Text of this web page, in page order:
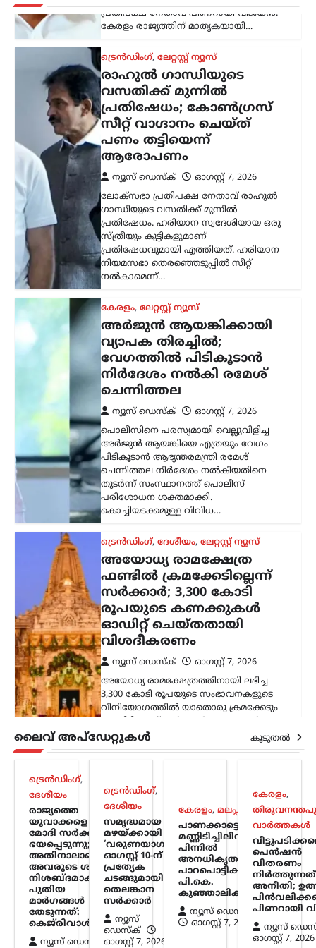
പ്രതിപക്ഷ നേതാവ് പിണറായി വിജയൻ.
കേരളം രാജ്യത്തിന് മാതൃകയായി…
ട്രെൻഡിംഗ്, ലേറ്റസ്റ്റ് ന്യൂസ്
രാഹുൽ ഗാന്ധിയുടെ
വസതിക്ക് മുന്നിൽ
പ്രതിഷേധം; കോൺഗ്രസ്
സീറ്റ് വാഗ്ദാനം ചെയ്ത്
പണം തട്ടിയെന്ന്
ആരോപണം
ന്യൂസ് ഡെസ്ക്
ഓഗസ്റ്റ്‌ 7, 2026
ലോക്സഭാ പ്രതിപക്ഷ നേതാവ് രാഹുൽ
ഗാന്ധിയുടെ വസതിക്ക് മുന്നിൽ
പ്രതിഷേധം. ഹരിയാന സ്വദേശിയായ ഒരു
സ്ത്രീയും കുട്ടികളുമാണ്
പ്രതിഷേധവുമായി എത്തിയത്. ഹരിയാന
നിയമസഭാ തെരഞ്ഞെടുപ്പിൽ സീറ്റ്
നൽകാമെന്ന്…
കേരളം, ലേറ്റസ്റ്റ് ന്യൂസ്
അര്‍ജുന്‍ ആയങ്കിക്കായി
വ്യാപക തിരച്ചില്‍;
വേഗത്തില്‍ പിടികൂടാന്‍
നിര്‍ദേശം നല്‍കി രമേശ്
ചെന്നിത്തല
ന്യൂസ് ഡെസ്ക്
ഓഗസ്റ്റ്‌ 7, 2026
പൊലീസിനെ പരസ്യമായി വെല്ലുവിളിച്ച
അര്‍ജുന്‍ ആയങ്കിയെ എത്രയും വേഗം
പിടികൂടാന്‍ ആഭ്യന്തരമന്ത്രി രമേശ്
ചെന്നിത്തല നിര്‍ദേശം നല്‍കിയതിനെ
തുടര്‍ന്ന് സംസ്ഥാനത്ത് പൊലീസ്
പരിശോധന ശക്തമാക്കി.
കൊച്ചിയടക്കമുള്ള വിവിധ…
ട്രെൻഡിംഗ്, ദേശീയം, ലേറ്റസ്റ്റ് ന്യൂസ്
അയോധ്യ രാമക്ഷേത്ര
ഫണ്ടിൽ ക്രമക്കേടില്ലെന്ന്
സർക്കാർ; 3,300 കോടി
രൂപയുടെ കണക്കുകൾ
ഓഡിറ്റ് ചെയ്തതായി
വിശദീകരണം
ന്യൂസ് ഡെസ്ക്
ഓഗസ്റ്റ്‌ 7, 2026
അയോധ്യ രാമക്ഷേത്രത്തിനായി ലഭിച്ച
3,300 കോടി രൂപയുടെ സംഭാവനകളുടെ
വിനിയോഗത്തിൽ യാതൊരു ക്രമക്കേടും
വ്യക്തമാക്കി. സംഭാവന തുകയുടെ
ഉപയോഗവുമായി ബന്ധപ്പെട്ട് ഉയർന്ന
ആരോപണങ്ങൾ…
കേരളം,തിരുവനന്തപുരം വാർത്തകൾ
വീട്ടുപടിക്കലെ പെൻഷൻ
വിതരണം നിർത്തുന്നത്
അനീതി; ഉത്തരവ്
പിൻവലിക്കണമെന്ന്
പിണറായി വിജയൻ
ന്യൂസ് ഡെസ്ക്
ഓഗസ്റ്റ്‌ 7, 2026
സഹകരണ ബാങ്കുകൾ മുഖേന
ഗുണഭോക്താക്കളുടെ വീടുകളിലെത്തി
ക്ഷേമപെൻഷൻ വിതരണം ചെയ്യുന്ന
ലൈവ് അപ്‌ഡേറ്റുകൾ കൂടുതൽ
ട്രെൻഡിംഗ്,
ദേശീയം
രാജ്യത്തെ
യുവാക്കളെ
മോദി സർക്കാർ
ഭയപ്പെടുന്നു;
അതിനാലാണ്
അവരുടെ ശബ്ദം
നിശബ്ദമാക്കാൻ
പുതിയ
മാർഗങ്ങൾ
തേടുന്നത്:
കെജ്‌രിവാൾ
ന്യൂസ് ഡെസ്ക്
ട്രെൻഡിംഗ്,
ദേശീയം
സമൃദ്ധമായ
മഴയ്ക്കായി
‘വരുണയാഗം’;
ഓഗസ്റ്റ് 10-ന്
പ്രത്യേക
ചടങ്ങുമായി
തെലങ്കാന
സർക്കാർ
ന്യൂസ്
ഡെസ്ക്
ഓഗസ്റ്റ്‌ 7, 2026
കേരളം, മലപ്പുറം
പാണക്കാട്ടെ
മണ്ണിടിച്ചിലിന്
പിന്നിൽ
അനധികൃത
പാറപൊട്ടിക്കൽ:
പി.കെ.
കുഞ്ഞാലിക്കുട്ടി
ന്യൂസ് ഡെസ്ക്
ഓഗസ്റ്റ്‌ 7, 2026
കേരളം,
വാർത്തകൾ
പെൻഷൻ
വിതരണം
നിർത്തുന്നത്
അനീതി;
പിണറായി
ന്യൂസ്
ഓഗസ്റ്റ്‌ 7, 2026